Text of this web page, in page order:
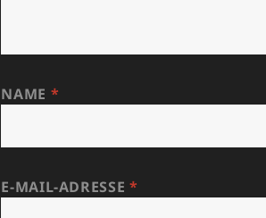
NAME *
E-MAIL-ADRESSE *